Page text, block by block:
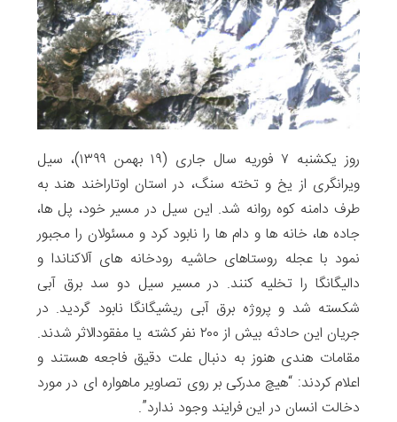
روز یکشنبه ۷ فوریه سال جاری (۱۹ بهمن ۱۳۹۹)، سیل
ویرانگری از یخ و تخته سنگ، در استان اوتاراخند هند به
طرف دامنه کوه روانه شد. این سیل در مسیر خود، پل ها،
جاده ها، خانه ها و دام ها را نابود کرد و مسئولان را مجبور
نمود با عجله روستاهای حاشیه رودخانه های آلاکناندا و
دالیگانگا را تخلیه کنند. در مسیر سیل دو سد برق آبی
شکسته شد و پروژه برق آبی ریشیگانگا نابود گردید. در
جریان این حادثه بیش از ۲۰۰ نفر کشته یا مفقودالاثر شدند.
مقامات هندی هنوز به دنبال علت دقیق فاجعه هستند و
اعلام کردند: “هیچ مدرکی بر روی تصاویر ماهواره ای در مورد
دخالت انسان در این فرایند وجود ندارد”.